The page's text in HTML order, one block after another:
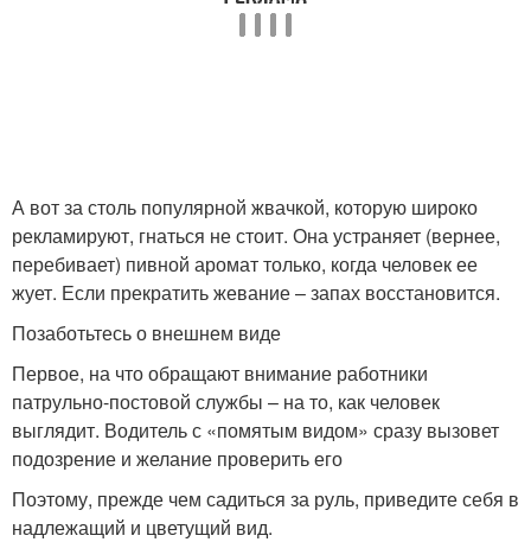
А вот за столь популярной жвачкой, которую широко
рекламируют, гнаться не стоит. Она устраняет (вернее,
перебивает) пивной аромат только, когда человек ее
жует. Если прекратить жевание – запах восстановится.
Позаботьтесь о внешнем виде
Первое, на что обращают внимание работники
патрульно-постовой службы – на то, как человек
выглядит. Водитель с «помятым видом» сразу вызовет
подозрение и желание проверить его
Поэтому, прежде чем садиться за руль, приведите себя в
надлежащий и цветущий вид.